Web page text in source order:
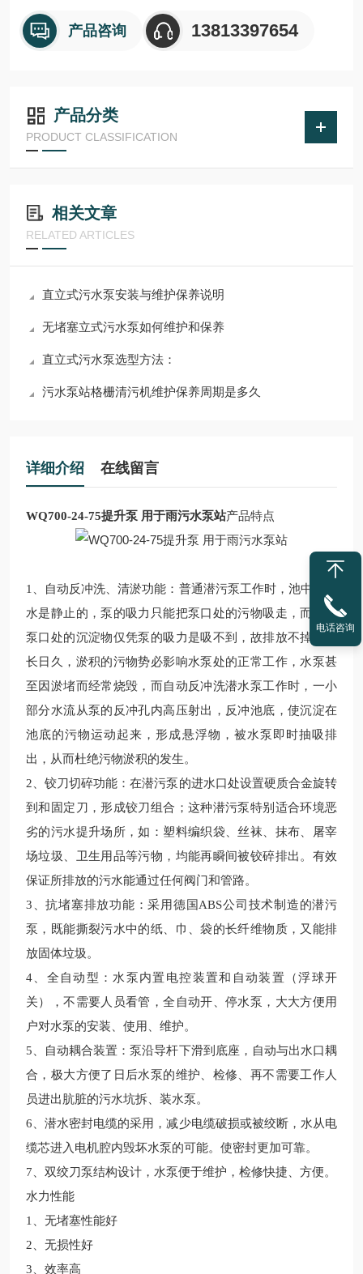
产品咨询 13813397654
产品分类
PRODUCT CLASSIFICATION
相关文章
RELATED ARTICLES
直立式污水泵安装与维护保养说明
无堵塞立式污水泵如何维护和保养
直立式污水泵选型方法：
污水泵站格栅清污机维护保养周期是多久
详细介绍 在线留言
WQ700-24-75提升泵 用于雨污水泵站产品特点
1、自动反冲洗、清淤功能：普通潜污泵工作时，池中的污
水是静止的，泵的吸力只能把泵口处的污物吸走，而远离
泵口处的沉淀物仅凭泵的吸力是吸不到，故排放不掉，天
长日久，淤积的污物势必影响水泵处的正常工作，水泵甚
至因淤堵而经常烧毁，而自动反冲洗潜水泵工作时，一小
部分水流从泵的反冲孔内高压射出，反冲池底，使沉淀在
池底的污物运动起来，形成悬浮物，被水泵即时抽吸排
出，从而杜绝污物淤积的发生。
2、铰刀切碎功能：在潜污泵的进水口处设置硬质合金旋转
到和固定刀，形成铰刀组合；这种潜污泵特别适合环境恶
劣的污水提升场所，如：塑料编织袋、丝袜、抹布、屠宰
场垃圾、卫生用品等污物，均能再瞬间被铰碎排出。有效
保证所排放的污水能通过任何阀门和管路。
3、抗堵塞排放功能：采用德国ABS公司技术制造的潜污
泵，既能撕裂污水中的纸、巾、袋的长纤维物质，又能排
放固体垃圾。
4、全自动型：水泵内置电控装置和自动装置（浮球开
关），不需要人员看管，全自动开、停水泵，大大方便用
户对水泵的安装、使用、维护。
5、自动耦合装置：泵沿导杆下滑到底座，自动与出水口耦
合，极大方便了日后水泵的维护、检修、再不需要工作人
员进出肮脏的污水坑拆、装水泵。
6、潜水密封电缆的采用，减少电缆破损或被绞断，水从电
缆芯进入电机腔内毁坏水泵的可能。使密封更加可靠。
7、双绞刀泵结构设计，水泵便于维护，检修快捷、方便。
水力性能
1、无堵塞性能好
2、无损性好
3、效率高
电话咨询